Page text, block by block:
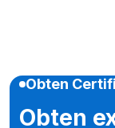
Obten
Obten